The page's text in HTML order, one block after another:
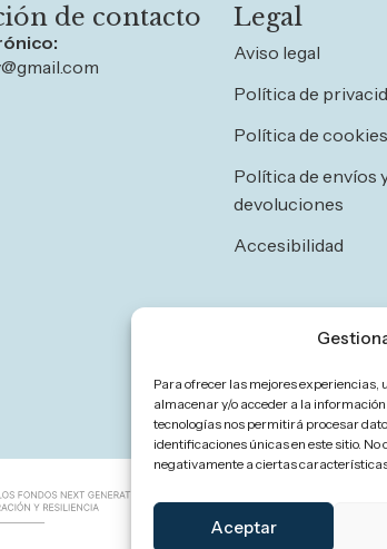
Para ofrecer las mejores experiencias,
almacenar y/o acceder a la
tecnologías nos permitirá procesar
identificaciones únicas en este sitio.
negativamente a ciertas
Aceptar
de contacto Legal
Aviso legal
Política de
Política de
Política de envíos
devoluciones
Accesibilidad